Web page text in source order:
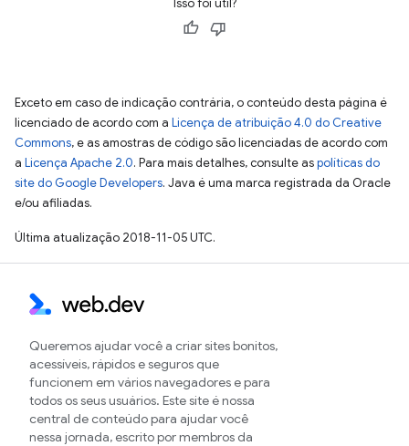
Isso foi útil?
Exceto em caso de indicação contrária, o conteúdo desta página é
licenciado de acordo com a Licença de atribuição 4.0 do Creative
Commons, e as amostras de código são licenciadas de acordo com
a Licença Apache 2.0. Para mais detalhes, consulte aspolíticas do
site do Google Developers. Java é uma marca registrada da Oracle
e/ou afiliadas.
Última atualização 2018-11-05 UTC.
Queremos ajudar você a criar sites bonitos,
acessíveis, rápidos e seguros que
funcionem em vários navegadores e para
todos os seus usuários. Este site é nossa
central de conteúdo para ajudar você
nessa jornada, escrito por membros da